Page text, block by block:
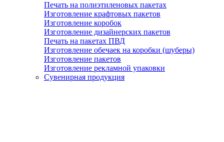
Печать на полиэтиленовых пакетах
Изготовление крафтовых пакетов
Изготовление коробок
Изготовление дизайнерских пакетов
Печать на пакетах ПВД
Изготовление обечаек на коробки (шуберы)
Изготовление пакетов
Изготовление рекламной упаковки
Сувенирная продукция